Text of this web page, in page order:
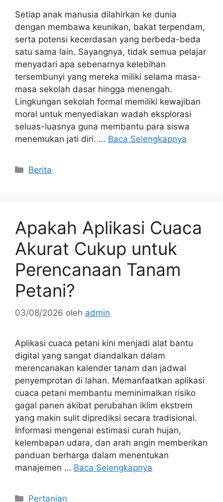
Setiap anak manusia dilahirkan ke dunia
dengan membawa keunikan, bakat terpendam,
serta potensi kecerdasan yang berbeda-beda
satu sama lain. Sayangnya, tidak semua pelajar
menyadari apa sebenarnya kelebihan
tersembunyi yang mereka miliki selama masa-
masa sekolah dasar hingga menengah.
Lingkungan sekolah formal memiliki kewajiban
moral untuk menyediakan wadah eksplorasi
seluas-luasnya guna membantu para siswa
menemukan jati diri. … Baca Selengkapnya
Kategori
Berita
Apakah Aplikasi Cuaca
Akurat Cukup untuk
Perencanaan Tanam
Petani?
03/08/2026 oleh admin
Aplikasi cuaca petani kini menjadi alat bantu
digital yang sangat diandalkan dalam
merencanakan kalender tanam dan jadwal
penyemprotan di lahan. Memanfaatkan aplikasi
cuaca petani membantu meminimalkan risiko
gagal panen akibat perubahan iklim ekstrem
yang makin sulit diprediksi secara tradisional.
Informasi mengenai estimasi curah hujan,
kelembapan udara, dan arah angin memberikan
panduan berharga dalam menentukan
manajemen … Baca Selengkapnya
Kategori
Pertanian